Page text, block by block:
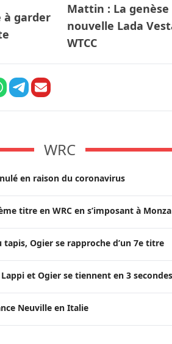
à garder
Mattin : La genèse
nouvelle Lada
WTCC
WRC
en raison du coronavirus
titre en WRC en s’imposant à Monza
tapis, Ogier se rapproche d’un 7e titre
et Ogier se tiennent en 3
Neuville en Italie